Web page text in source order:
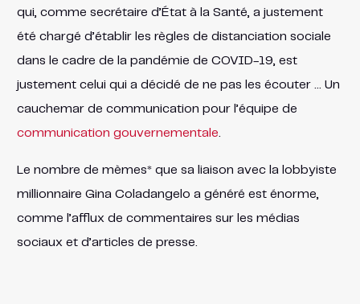
qui, comme secrétaire d’État à la Santé, a justement
été chargé d’établir les règles de distanciation sociale
dans le cadre de la pandémie de COVID-19, est
justement celui qui a décidé de ne pas les écouter … Un
cauchemar de communication pour l’équipe de
communication gouvernementale
Le nombre de mèmes* que sa liaison avec la lobbyiste
millionnaire Gina Coladangelo a généré est énorme,
comme l’afflux de commentaires sur les médias
sociaux et d’articles de presse.